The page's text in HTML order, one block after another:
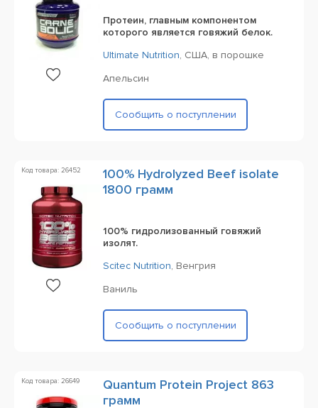
Протеин, главным компонентом
которого является говяжий белок.
Ultimate Nutrition, США, в порошке
Апельсин
Сообщить о поступлении
Код товара: 26452
100% Hydrolyzed Beef isolate
1800 грамм
100% гидролизованный говяжий
изолят.
Scitec Nutrition, Венгрия
Ваниль
Сообщить о поступлении
Код товара: 26649
Quantum Protein Project 863
грамм